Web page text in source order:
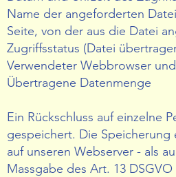
Name der angeforderten Datei
Seite, von der aus die Datei
Zugriffsstatus (Datei
Verwendeter Webbrowser
Übertragene Datenmenge
Ein Rückschluss auf einzelne
gespeichert. Die
auf unseren Webserver - als
Massgabe des Art. 13